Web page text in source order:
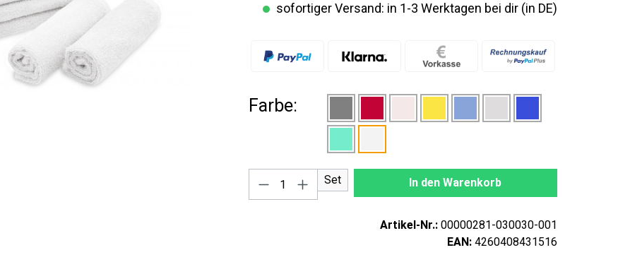
sofortiger Versand: in 1-3 Werktagen bei dir (in DE)
Farbe:
Produkt Anzahl: Gib den gewünschten Wert ein
Set In den Warenkorb
Artikel-Nr.: 00000281-030030-001
EAN: 4260408431516